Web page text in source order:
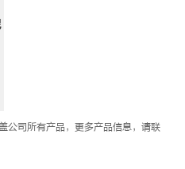
公司所有产品，更多产品信息，请联